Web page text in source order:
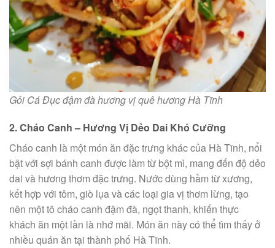
Gỏi Cá Đục đậm đà hương vị quê hương Hà Tĩnh
2. Cháo Canh – Hương Vị Dẻo Dai Khó Cưỡng
Cháo canh là một món ăn đặc trưng khác của Hà Tĩnh, nổi
bật với sợi bánh canh được làm từ bột mì, mang đến độ dẻo
dai và hương thơm đặc trưng. Nước dùng hầm từ xương,
kết hợp với tôm, giò lụa và các loại gia vị thơm lừng, tạo
nên một tô cháo canh đậm đà, ngọt thanh, khiến thực
khách ăn một lần là nhớ mãi. Món ăn này có thể tìm thấy ở
nhiều quán ăn tại thành phố Hà Tĩnh.